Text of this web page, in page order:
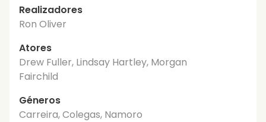
Realizadores
Ron Oliver
Atores
Drew Fuller, Lindsay Hartley, Morgan
Fairchild
Géneros
Carreira, Colegas, Namoro